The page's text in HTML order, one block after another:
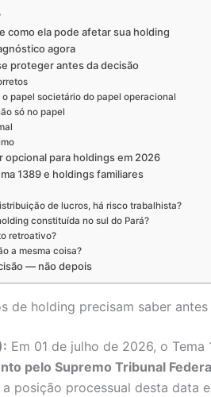
como ela pode afetar sua holding
agora
proteger antes da decisão
papel societário do papel operacional
só no papel
opcional para holdings em 2026
1389 e holdings familiares
de lucros, há risco trabalhista?
constituída no sul do Pará?
retroativo?
a mesma coisa?
— não depois
de holding precisam saber
Em 01 de julho de 2026, o Tema
pelo Supremo Tribunal
posição processual desta data